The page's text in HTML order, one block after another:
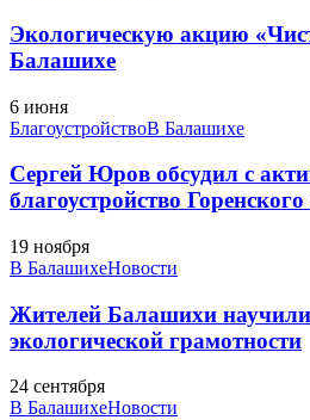
Экологическую акцию
Балашихе
6 июня
БлагоустройствоВ Балашихе
Сергей Юров обсудил с
благоустройство
19 ноября
В БалашихеНовости
Жителей Балашихи
экологической грамотности
24 сентября
В БалашихеНовости